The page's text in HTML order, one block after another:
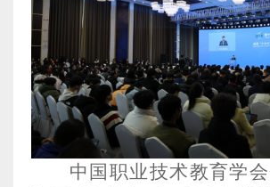
中国职业技术教育学